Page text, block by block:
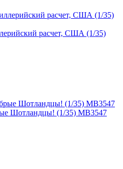
расчет, США (1/35)
Шотландцы! (1/35) MB3547